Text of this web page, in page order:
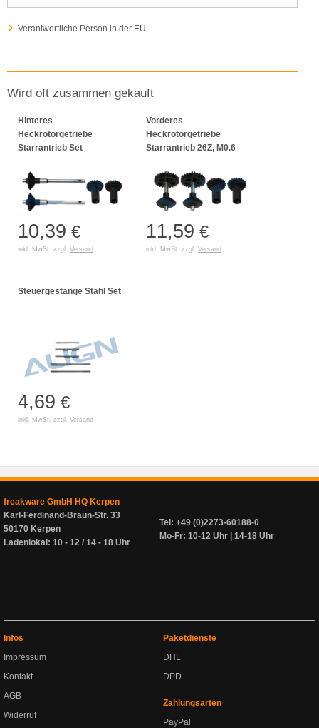
Verantwortliche Person in der EU
Wird oft zusammen gekauft
Hinteres
Heckrotorgetriebe
Starrantrieb Set
10,39 €
inkl. MwSt. zzgl. Versand
Vorderes
Heckrotorgetriebe
Starrantrieb 26Z, M0.6
11,59 €
inkl. MwSt. zzgl. Versand
Steuergestänge Stahl Set
4,69 €
inkl. MwSt. zzgl. Versand
freakware GmbH HQ Kerpen
Karl-Ferdinand-Braun-Str. 33
50170 Kerpen
Ladenlokal: 10 - 12 / 14 - 18 Uhr
Tel: +49 (0)2273-60188-0
Mo-Fr: 10-12 Uhr | 14-18 Uhr
Infos
Impressum
Kontakt
AGB
Widerruf
Paketdienste
DHL
DPD
Zahlungsarten
PayPal